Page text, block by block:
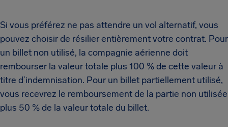
Si vous préférez ne pas attendre un vol alternatif, vous
pouvez choisir de résilier entièrement votre contrat. Pour
un billet non utilisé, la compagnie aérienne doit
rembourser la valeur totale plus 100 % de cette valeur à
titre d’indemnisation. Pour un billet partiellement utilisé,
vous recevrez le remboursement de la partie non utilisée
plus 50 % de la valeur totale du billet.